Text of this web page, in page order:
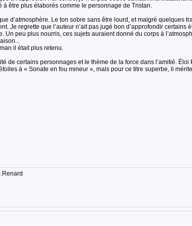
être plus élaborés comme le personnage de Tristan.
d’atmosphère. Le ton sobre sans être lourd, et malgré quelques
Je regrette que l’auteur n’ait pas jugé bon d’approfondir certains
peu plus nourris, ces sujets auraient donné du corps à
il était plus retenu.
de certains personnages et le thème de la force dans l’amitié.
à « Sonate en fou mineur », mais pour ce titre superbe, il